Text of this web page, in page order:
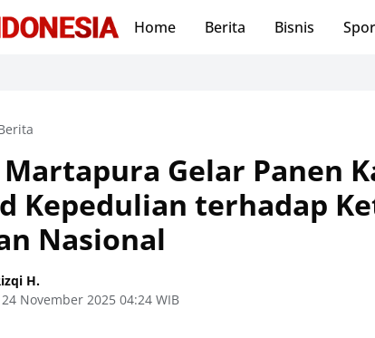
Home Berita Bisnis
Martapura Gelar Panen
Kepedulian terhadap
Nasional
H.
November 2025 04:24 WIB